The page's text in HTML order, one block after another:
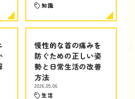
知識
慢性的な首の痛みを
防ぐための正しい姿
勢と日常生活の改善
方法
2026.05.06
生活